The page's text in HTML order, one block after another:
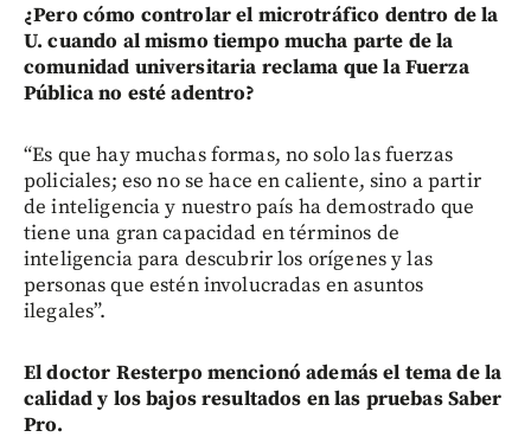
¿Pero cómo controlar el microtráfico dentro de la
U. cuando al mismo tiempo mucha parte de la
comunidad universitaria reclama que la Fuerza
Pública no esté adentro?
“Es que hay muchas formas, no solo las fuerzas
policiales; eso no se hace en caliente, sino a partir
de inteligencia y nuestro país ha demostrado que
tiene una gran capacidad en términos de
inteligencia para descubrir los orígenes y las
personas que estén involucradas en asuntos
ilegales”.
El doctor Resterpo mencionó además el tema de la
calidad y los bajos resultados en las pruebas Saber
Pro.